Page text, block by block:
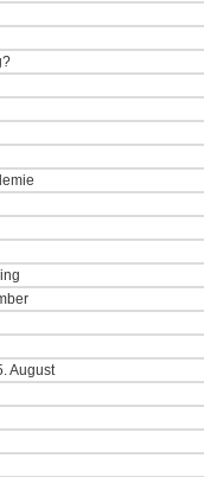
August